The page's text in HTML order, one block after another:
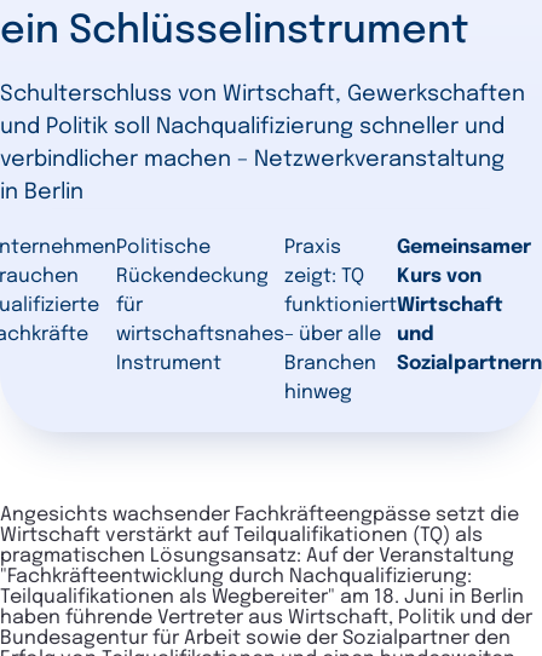
ein Schlüsselinstrument
Schulterschluss von Wirtschaft, Gewerkschaften
und Politik soll Nachqualifizierung schneller und
verbindlicher machen – Netzwerkveranstaltung
in Berlin
Politische
Rückendeckung
für
wirtschaftsnahes
Instrument
Praxis
zeigt: TQ
funktioniert
– über alle
Branchen
hinweg
Gemeinsamer
Kurs von
Wirtschaft
und
Sozialpartnern
Angesichts wachsender Fachkräfteengpässe setzt die
Wirtschaft verstärkt auf Teilqualifikationen (TQ) als
pragmatischen Lösungsansatz: Auf der Veranstaltung
"Fachkräfteentwicklung durch Nachqualifizierung:
Teilqualifikationen als Wegbereiter" am 18. Juni in Berlin
haben führende Vertreter aus Wirtschaft, Politik und der
Bundesagentur für Arbeit sowie der Sozialpartner den